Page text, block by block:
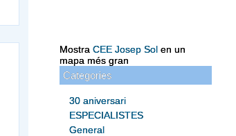
Mostra CEE Josep Sol en un
mapa més gran
Categories
30 aniversari
ESPECIALISTES
General